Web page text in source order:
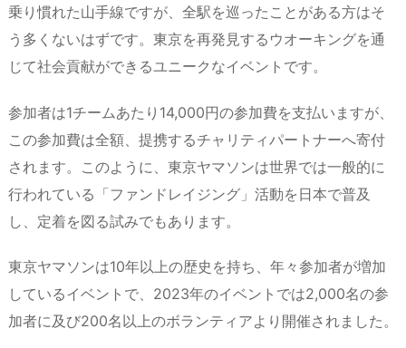
乗り慣れた山手線ですが、全駅を巡ったことがある方はそ
う多くないはずです。東京を再発見するウオーキングを通
じて社会貢献ができるユニークなイベントです。
参加者は1チームあたり14,000円の参加費を支払いますが、
この参加費は全額、提携するチャリティパートナーへ寄付
されます。このように、東京ヤマソンは世界では一般的に
行われている「ファンドレイジング」活動を日本で普及
し、定着を図る試みでもあります。
東京ヤマソンは10年以上の歴史を持ち、年々参加者が増加
しているイベントで、2023年のイベントでは2,000名の参
加者に及び200名以上のボランティアより開催されました。